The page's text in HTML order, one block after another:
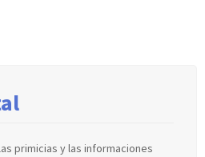
primicias y las informaciones